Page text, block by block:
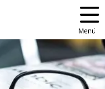
Menü